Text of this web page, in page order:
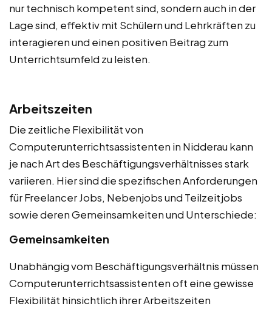
nur technisch kompetent sind, sondern auch in der
Lage sind, effektiv mit Schülern und Lehrkräften zu
interagieren und einen positiven Beitrag zum
Unterrichtsumfeld zu leisten.
Arbeitszeiten
Die zeitliche Flexibilität von
Computerunterrichtsassistenten in Nidderau kann
je nach Art des Beschäftigungsverhältnisses stark
variieren. Hier sind die spezifischen Anforderungen
für Freelancer Jobs, Nebenjobs und Teilzeitjobs
sowie deren Gemeinsamkeiten und Unterschiede:
Gemeinsamkeiten
Unabhängig vom Beschäftigungsverhältnis müssen
Computerunterrichtsassistenten oft eine gewisse
Flexibilität hinsichtlich ihrer Arbeitszeiten